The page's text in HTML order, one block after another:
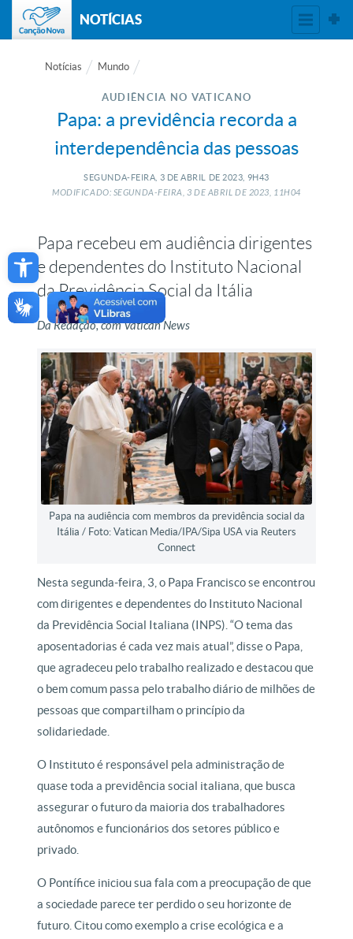
Open toolbar
NOTÍCIAS
Notícias Mundo
AUDIÊNCIA NO VATICANO
Papa: a previdência recorda a
interdependência das pessoas
SEGUNDA-FEIRA, 3 DE ABRIL DE 2023, 9H43
MODIFICADO: SEGUNDA-FEIRA, 3 DE ABRIL DE 2023, 11H04
Papa recebeu em audiência dirigentes
e dependentes do Instituto Nacional
da Previdência Social da Itália
Da Redação, com Vatican News
Papa na audiência com membros da previdência social da
Itália / Foto: Vatican Media/IPA/Sipa USA via Reuters
Connect
Nesta segunda-feira, 3, o Papa Francisco se encontrou
com dirigentes e dependentes do Instituto Nacional
da Previdência Social Italiana (INPS). “O tema das
aposentadorias é cada vez mais atual”, disse o Papa,
que agradeceu pelo trabalho realizado e destacou que
o bem comum passa pelo trabalho diário de milhões de
pessoas que compartilham o princípio da
solidariedade.
O Instituto é responsável pela administração de
quase toda a previdência social italiana, que busca
assegurar o futuro da maioria dos trabalhadores
autônomos e funcionários dos setores público e
privado.
O Pontífice iniciou sua fala com a preocupação de que
a sociedade parece ter perdido o seu horizonte de
futuro. Citou como exemplo a crise ecológica e a